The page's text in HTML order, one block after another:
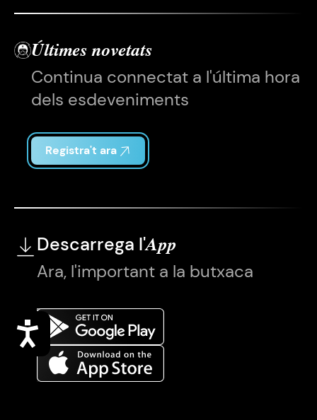
Accessibilitat
Últimes novetats
Continua connectat a l'última hora
dels esdeveniments
Registra't ara
Descarrega l'App
Ara, l'important a la butxaca